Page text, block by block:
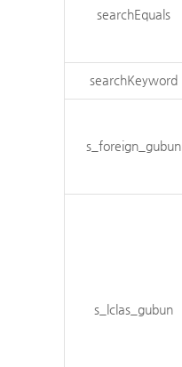
searchEquals
searchKeyword
s_foreign_gubun
s_lclas_gubun